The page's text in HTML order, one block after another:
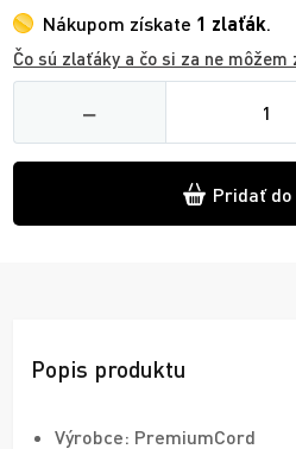
Nákupom získate 1 zlaťák.
Čo sú zlaťáky a čo si za ne môžem
−
Pridať do
Popis produktu
Výrobce: PremiumCord